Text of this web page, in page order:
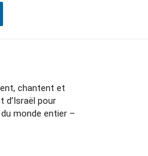
chantent et
d’Israël pour
monde entier –